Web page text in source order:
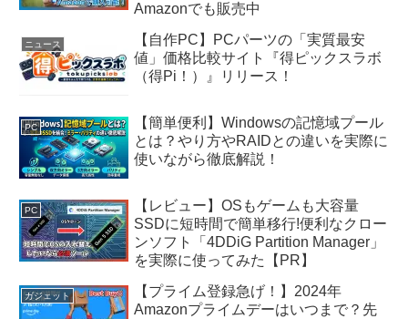
Amazonでも販売中
ニュース
【自作PC】PCパーツの「実質最安
値」価格比較サイト『得ピックスラボ
（得Pi！）』リリース！
PC
【簡単便利】Windowsの記憶域プール
とは？やり方やRAIDとの違いを実際に
使いながら徹底解説！
PC
【レビュー】OSもゲームも大容量
SSDに短時間で簡単移行!便利なクロー
ンソフト「4DDiG Partition Manager」
を実際に使ってみた【PR】
ガジェット
【プライム登録急げ！】2024年
Amazonプライムデーはいつまで？先